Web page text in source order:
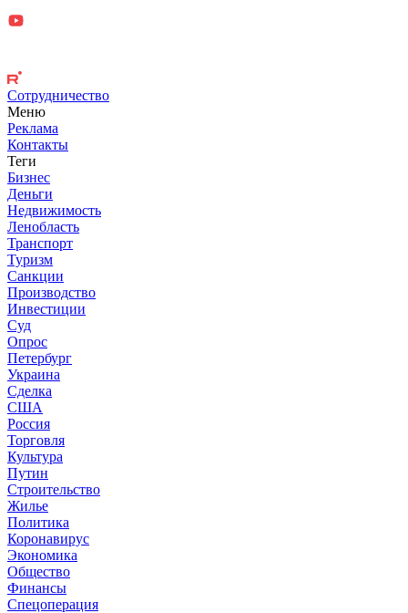
Сотрудничество
Меню
Реклама
Контакты
Теги
Бизнес
Деньги
Недвижимость
Ленобласть
Транспорт
Туризм
Санкции
Производство
Инвестиции
Суд
Опрос
Петербург
Украина
Сделка
США
Россия
Торговля
Культура
Путин
Строительство
Жилье
Политика
Коронавирус
Экономика
Общество
Финансы
Спецоперация